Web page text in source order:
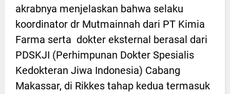
akrabnya menjelaskan bahwa selaku
koordinator dr Mutmainnah dari PT Kimia
Farma serta dokter eksternal berasal dari
PDSKJI (Perhimpunan Dokter Spesialis
Kedokteran Jiwa Indonesia) Cabang
Makassar, di Rikkes tahap kedua termasuk